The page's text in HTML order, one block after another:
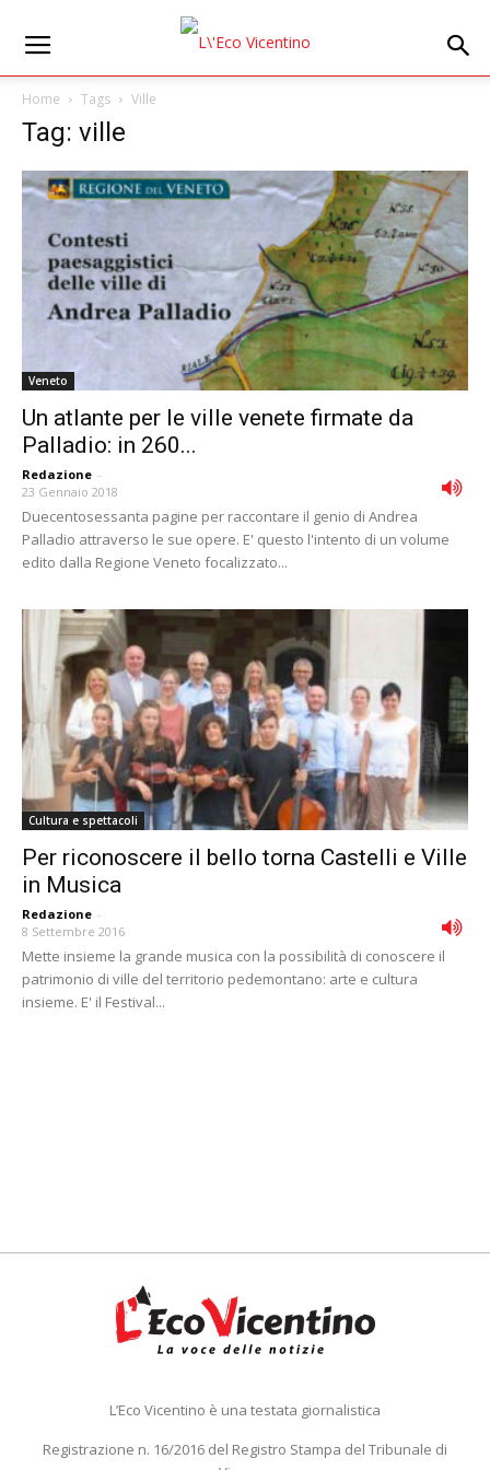
Home Tags Ville
Tag: ville
Veneto
Un atlante per le ville venete firmate da
Palladio: in 260...
Redazione -
23 Gennaio 2018
Duecentosessanta pagine per raccontare il genio di Andrea
Palladio attraverso le sue opere. E' questo l'intento di un volume
edito dalla Regione Veneto focalizzato...
Cultura e spettacoli
Per riconoscere il bello torna Castelli e Ville
in Musica
Redazione -
8 Settembre 2016
Mette insieme la grande musica con la possibilità di conoscere il
patrimonio di ville del territorio pedemontano: arte e cultura
insieme. E' il Festival...
L’Eco Vicentino è una testata giornalistica
Registrazione n. 16/2016 del Registro Stampa del Tribunale di